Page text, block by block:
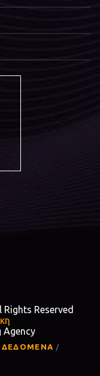
Reserved
Agency
ΔΕΔΟΜΕΝΑ